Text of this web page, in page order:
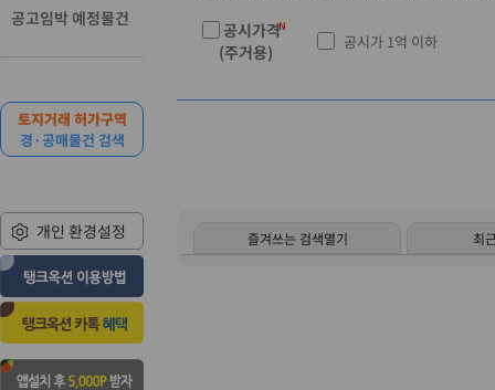
공고임박 예정물건
토지거래 허가구역
경·공매물건 검색
개인 환경설정
공시가격
(주거용)
공시가 1억 이하
즐겨쓰는 검색열기 최